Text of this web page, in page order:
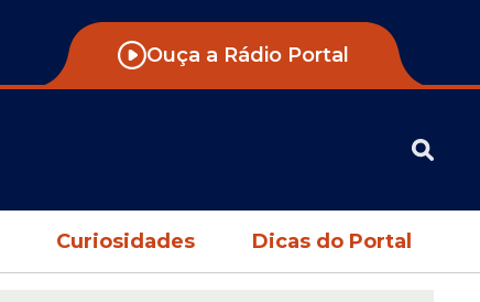
Ouça a Rádio Portal
Curiosidades Dicas do Portal